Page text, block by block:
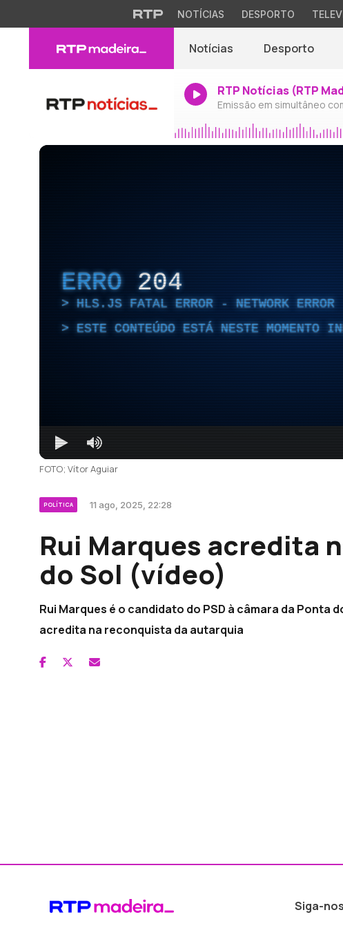
NOTÍCIAS DESPORTO
Notícias Desporto
RTP Notícias (RTP
Emissão em simultâneo
ERRO 204
HLS.JS FATAL ERROR - NETWORK ERROR
ESTE CONTEÚDO ESTÁ NESTE MOMENTO
FOTO; Vítor Aguiar
POLÍTICA 11 ago, 2025, 22:28
Rui Marques acredita
do Sol (vídeo)
Rui Marques é o candidato do PSD à câmara da Ponta
acredita na reconquista da autarquia
Siga-